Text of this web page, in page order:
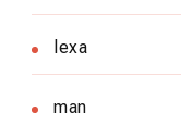
lexa
man